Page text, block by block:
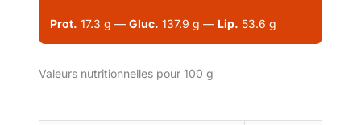
Prot. 17.3 g — Gluc. 137.9 g — Lip. 53.6 g
Valeurs nutritionnelles pour 100 g